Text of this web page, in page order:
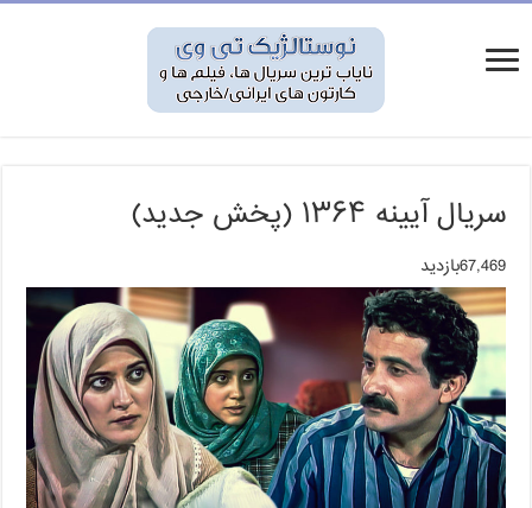
سریال آیینه ۱۳۶۴ (پخش جدید)
67,469بازدید